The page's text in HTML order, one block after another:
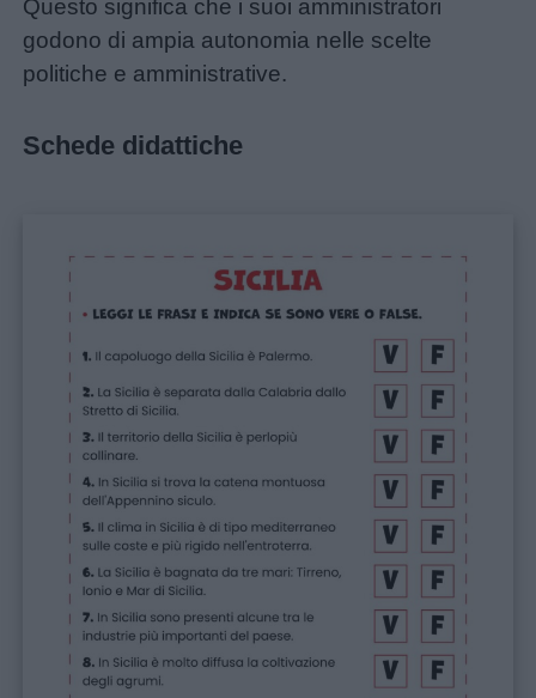
Questo significa che i suoi amministratori
godono di ampia autonomia nelle scelte
politiche e amministrative.
Schede didattiche